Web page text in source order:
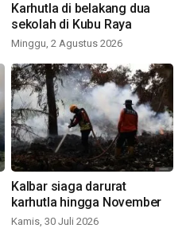
Karhutla di belakang dua
sekolah di Kubu Raya
Minggu, 2 Agustus 2026
Kalbar siaga darurat
karhutla hingga November
Kamis, 30 Juli 2026